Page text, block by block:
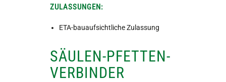
ZULASSUNGEN:
ETA-bauaufsichtliche Zulassung
SÄULEN-PFETTEN-
VERBINDER